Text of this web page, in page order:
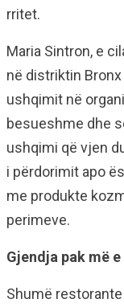
rritet.
Maria Sintron, e
në distriktin
ushqimit në
besueshme dhe
ushqimi që vjen
i përdorimit apo
me produkte
perimeve.
Gjendja pak më
Shumë